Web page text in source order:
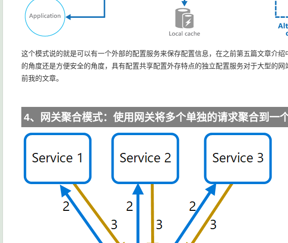
这个模式说的就是可以有一个外部的配置服务来保存配置信息，在之前第五篇文章介
的角度还是方便安全的角度，具有配置共享配置外存特点的独立配置服务对于大型的
前我的文章。
4、网关聚合模式：使用网关将多个单独的请求聚合到一